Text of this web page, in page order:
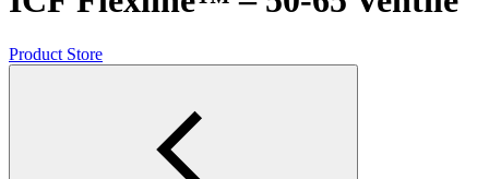
Product Store